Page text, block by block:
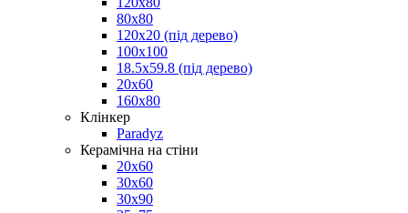
80x80
120x20 (під дерево)
100x100
18.5x59.8 (під дерево)
20x60
160х80
Клінкер
Paradyz
Керамічна на стіни
20x60
30x60
30x90